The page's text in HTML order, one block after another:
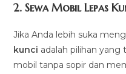
2.Sewa Mobil Lepas
Jika Anda lebih suka
kunci adalah pilihan yang
mobil tanpa sopir dan